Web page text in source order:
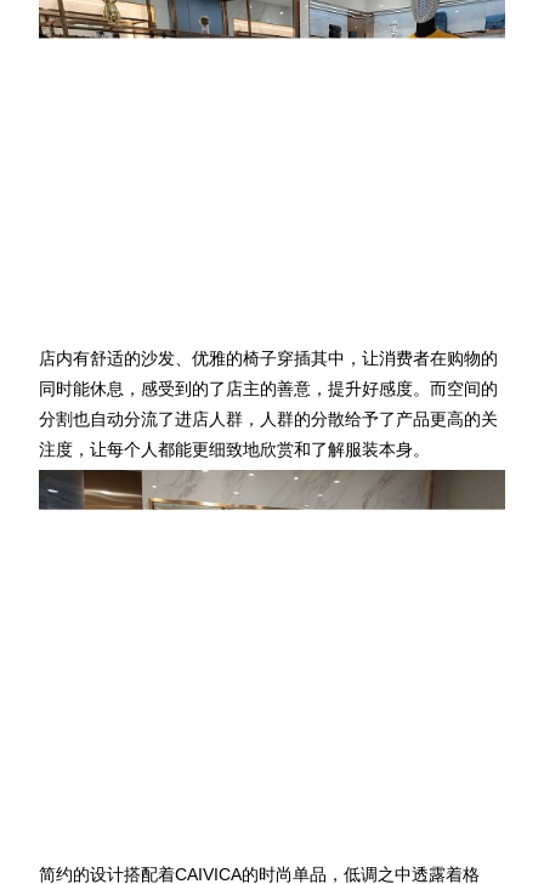
店内有舒适的沙发、优雅的椅子穿插其中，让消费者在购物的
同时能休息，感受到 的了店主的善意，提升好感度。而空间的
分割也自动分流了进店人群，人群的分散给予了产品更高的关
注度，让每个人都能更细致地欣赏和了解服装本身。
简约的设计搭配着CAIVICA的时尚单品，低调之中透露着格